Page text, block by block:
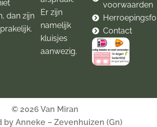
dan zijn
Er zijn
namelijk
kluisjes
aanwezig.
voorwaarden
Contact
© 2026 Van Miran
by Anneke – Zevenhuizen (Gn)